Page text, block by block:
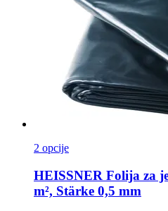
2 opcije
HEISSNER Folija za
m², Stärke 0,5 mm